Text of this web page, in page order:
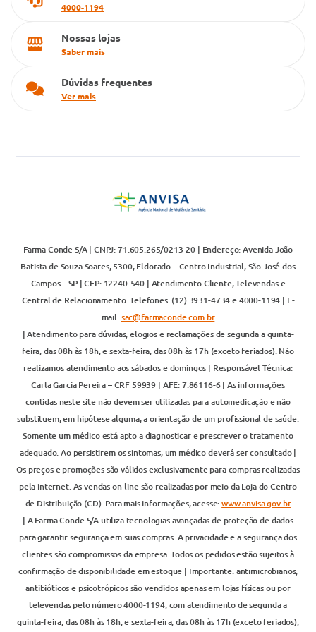
4000-1194
Nossas lojas
Saber mais
Dúvidas frequentes
Ver mais
Farma Conde S/A | CNPJ: 71.605.265/0213-20 | Endereço: Avenida João
Batista de Souza Soares, 5300, Eldorado – Centro Industrial, São José dos
Campos – SP | CEP: 12240-540 | Atendimento Cliente, Televendas e
Central de Relacionamento: Telefones: (12) 3931-4734 e 4000-1194 | E-
mail:sac@farmaconde.com.br
| Atendimento para dúvidas, elogios e reclamações de segunda a quinta-
feira, das 08h às 18h, e sexta-feira, das 08h às 17h (exceto feriados). Não
realizamos atendimento aos sábados e domingos | Responsável Técnica:
Carla Garcia Pereira – CRF 59939 | AFE: 7.86116-6 | As informações
contidas neste site não devem ser utilizadas para automedicação e não
substituem, em hipótese alguma, a orientação de um profissional de saúde.
Somente um médico está apto a diagnosticar e prescrever o tratamento
adequado. Ao persistirem os sintomas, um médico deverá ser consultado |
Os preços e promoções são válidos exclusivamente para compras realizadas
pela internet. As vendas on-line são realizadas por meio da Loja do Centro
de Distribuição (CD). Para mais informações, acesse:www.anvisa.gov.br
| A Farma Conde S/A utiliza tecnologias avançadas de proteção de dados
para garantir segurança em suas compras. A privacidade e a segurança dos
clientes são compromissos da empresa. Todos os pedidos estão sujeitos à
confirmação de disponibilidade em estoque | Importante: antimicrobianos,
antibióticos e psicotrópicos são vendidos apenas em lojas físicas ou por
televendas pelo número 4000-1194, com atendimento de segunda a
quinta-feira, das 08h às 18h, e sexta-feira, das 08h às 17h (exceto feriados),